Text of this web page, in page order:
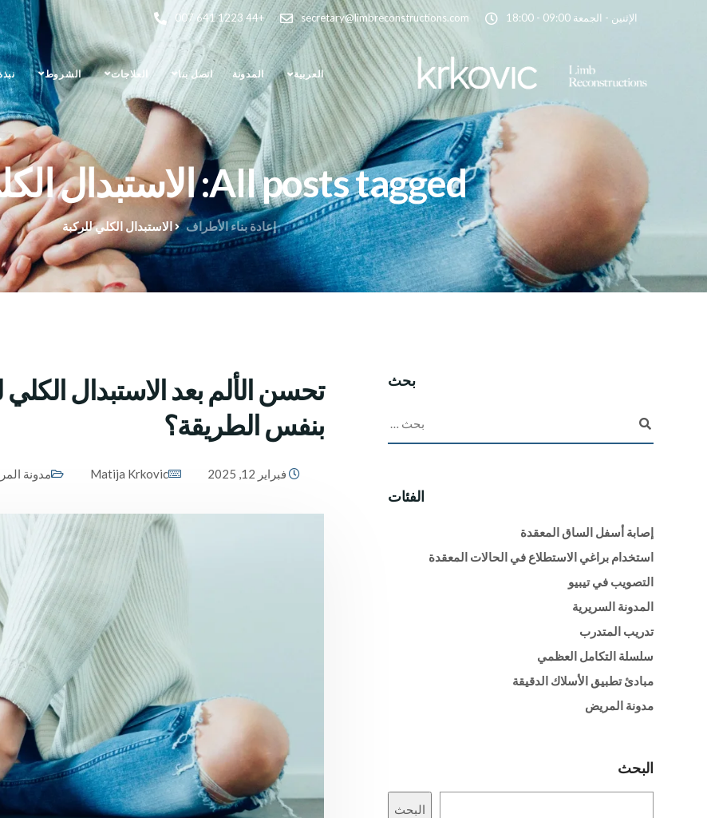
+44 1223 641 007 secretary@limbreconstructions.com الإثنين - الجمعة 09:00 - 18:00
الشروط العلاجات اتصل بنا المدونة العربية
All posts tagged: الاستبدال الكلي للركبة
إعادة بناء الأطراف الاستبدال الكلي للركبة
تحسن الألم بعد الاستبدال
بنفس الطريقة؟
فبراير 12, 2025 Matija Krkovic مدونة
بحث
الفئات
إصابة أسفل الساق المعقدة
استخدام براغي الاستطلاع في الحالات المعقدة
التصويب في تيبيو
المدونة السريرية
تدريب المتدرب
سلسلة التكامل العظمي
مبادئ تطبيق الأسلاك الدقيقة
مدونة المريض
البحث
البحث